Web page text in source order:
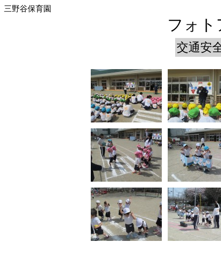
三野谷保育園
フォト
交通安